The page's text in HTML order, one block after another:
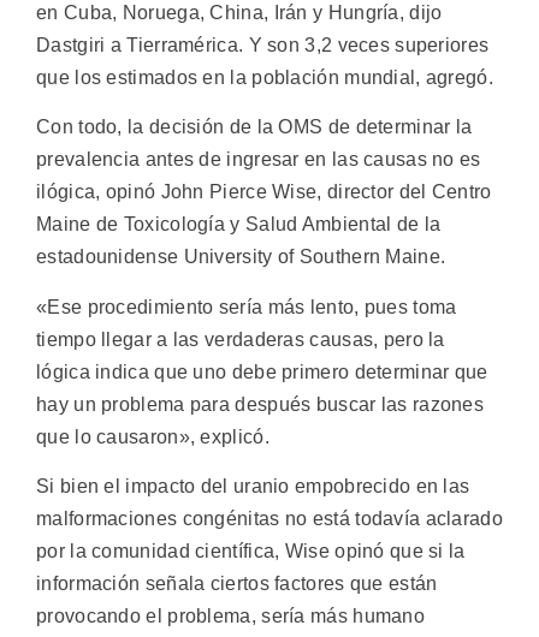
en Cuba, Noruega, China, Irán y Hungría, dijo
Dastgiri a Tierramérica. Y son 3,2 veces superiores
que los estimados en la población mundial, agregó.
Con todo, la decisión de la OMS de determinar la
prevalencia antes de ingresar en las causas no es
ilógica, opinó John Pierce Wise, director del Centro
Maine de Toxicología y Salud Ambiental de la
estadounidense University of Southern Maine.
«Ese procedimiento sería más lento, pues toma
tiempo llegar a las verdaderas causas, pero la
lógica indica que uno debe primero determinar que
hay un problema para después buscar las razones
que lo causaron», explicó.
Si bien el impacto del uranio empobrecido en las
malformaciones congénitas no está todavía aclarado
por la comunidad científica, Wise opinó que si la
información señala ciertos factores que están
provocando el problema, sería más humano